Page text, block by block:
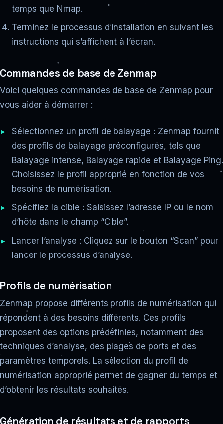
temps que Nmap.
Terminez le processus d’installation en suivant les
instructions qui s’affichent à l’écran.
Commandes de base de Zenmap
Voici quelques commandes de base de Zenmap pour
vous aider à démarrer :
Sélectionnez un profil de balayage : Zenmap fournit
des profils de balayage préconfigurés, tels que
Balayage intense, Balayage rapide et Balayage Ping.
Choisissez le profil approprié en fonction de vos
besoins de numérisation.
Spécifiez la cible : Saisissez l’adresse IP ou le nom
d’hôte dans le champ “Cible”.
Lancer l’analyse : Cliquez sur le bouton “Scan” pour
lancer le processus d’analyse.
Profils de numérisation
Zenmap propose différents profils de numérisation qui
répondent à des besoins différents. Ces profils
proposent des options prédéfinies, notamment des
techniques d’analyse, des plages de ports et des
paramètres temporels. La sélection du profil de
numérisation approprié permet de gagner du temps et
d’obtenir les résultats souhaités.
Génération de résultats et de rapports